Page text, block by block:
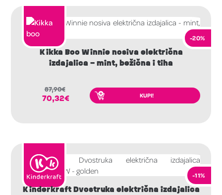
-20%
Kikka Boo Winnie nosiva električna
izdajalica – mint, bežična i tiha
87,90€
70,32€ KUPI!
-11%
Kinderkraft Dvostruka električna izdajalica